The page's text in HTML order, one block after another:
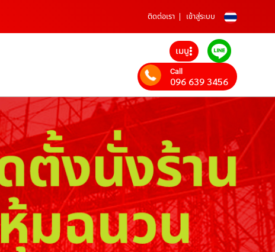
ติดต่อเรา เข้าสู่ระบบ
เมนู
Call
096 639 3456